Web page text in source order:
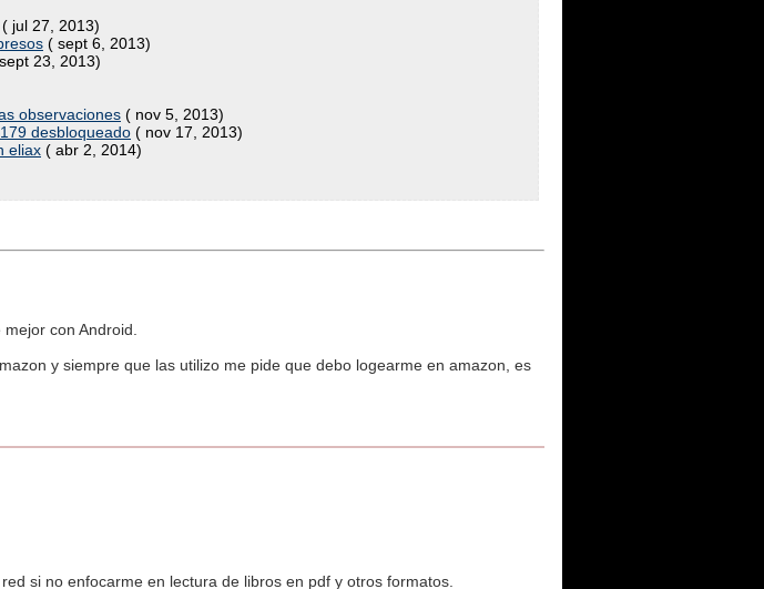
( jul 27, 2013)
( sept 6, 2013)
23, 2013)
observaciones ( nov 5, 2013)
desbloqueado ( nov 17, 2013)
eliax ( abr 2, 2014)
con Android.
y siempre que las utilizo me pide que debo logearme en amazon, es
si no enfocarme en lectura de libros en pdf y otros formatos.